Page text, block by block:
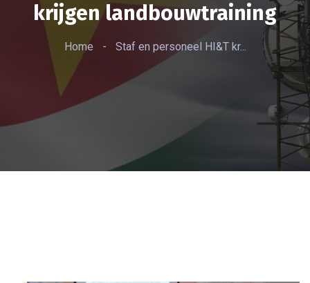
krijgen landbouwtraining
Home - Staf en personeel HI&T kr...